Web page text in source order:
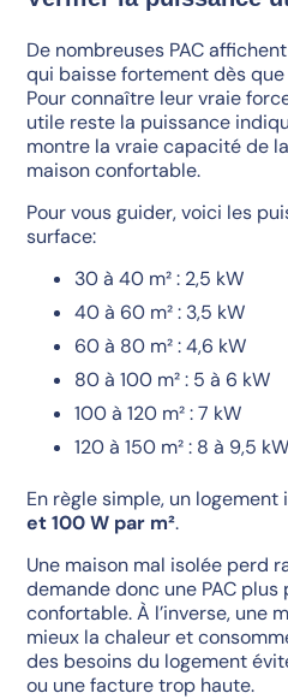
De nombreuses PAC
qui baisse fortement dès
Pour connaître leur vraie
utile reste la puissance
montre la vraie capacité de
maison confortable.
Pour vous guider, voici les
surface:
30 à 40 m² : 2,5 kW
40 à 60 m² : 3,5 kW
60 à 80 m² : 4,6 kW
80 à 100 m² : 5 à 6 kW
100 à 120 m² : 7 kW
120 à 150 m² : 8 à 9,5 kW
En règle simple, un
et 100 W par m².
Une maison mal isolée perd
demande donc une PAC
confortable. À l’inverse, une
mieux la chaleur et
des besoins du logement
ou une facture trop haute.